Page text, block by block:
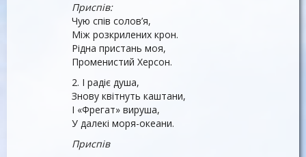
Приспів:
Чую спів солов’я,
Між розкрилених крон.
Рідна пристань моя,
Променистий Херсон.
2. І радіє душа,
Знову квітнуть каштани,
І «Фрегат» вируша,
У далекі моря-океани.
Приспів